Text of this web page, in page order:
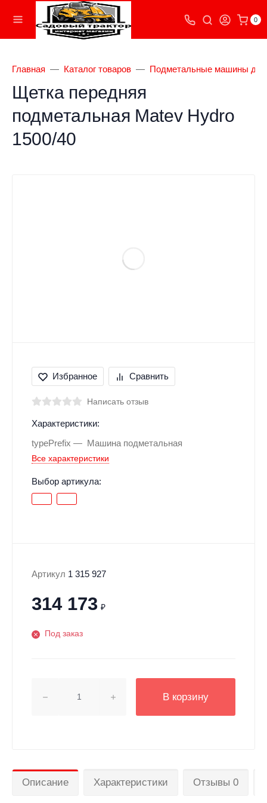
0
Главная Каталог товаров Подметальные машины
Щетка передняя
подметальная Matev Hydro
1500/40
Избранное Сравнить
Написать отзыв
Характеристики:
typePrefix
Машина подметальная
Все характеристики
Выбор артикула:
Артикул 1 315 927
314 173 ₽
Под заказ
В корзину
Описание Характеристики Отзывы 0